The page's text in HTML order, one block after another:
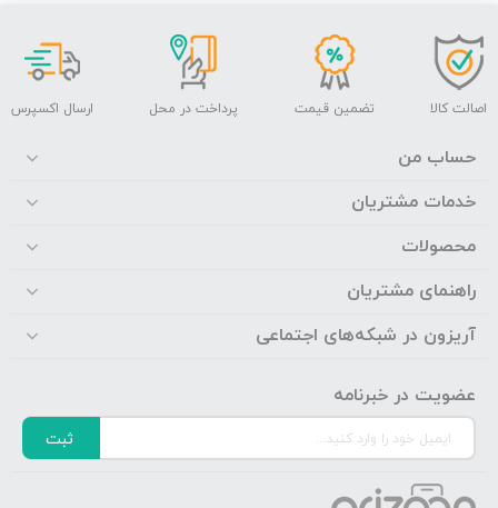
اصالت کالا تضمین قیمت پرداخت در محل ارسال اکسپرس
حساب من
خدمات مشتریان
محصولات
راهنمای مشتریان
آریزون در شبکه‌های اجتماعی
عضویت در خبرنامه
ثبت